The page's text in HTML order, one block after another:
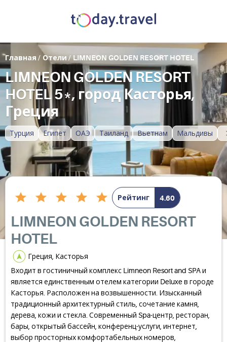
Турция Египет ОАЭ Таиланд Вьетнам Мальдивы
Главная / Отели/ LIMNEON GOLDEN RESORT HOTEL
LIMNEON GOLDEN RESORT
HOTEL 5*, город Касторья,
Греция
Рейтинг 4.60
LIMNEON GOLDEN RESORT
HOTEL
Греция, Касторья
Входит в гостиничный комплекс Limneon Resort and SPA и
является единственным отелем категории Deluxe в городе
Касторья. Расположен на возвышенности. Изысканный
традиционный архитектурный стиль, сочетание камня,
дерева, кожи и стекла. Современный Spa-центр, ресторан,
бары, открытый бассейн, конференц-услуги, интернет,
выбор просторных комфортабельных номеров,